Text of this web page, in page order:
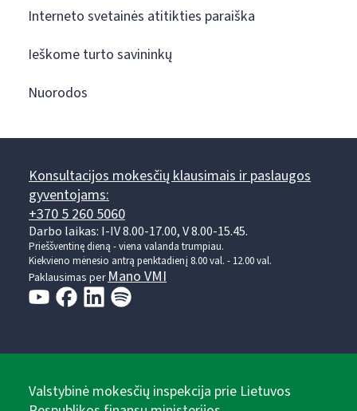
Interneto svetainės atitikties paraiška
Ieškome turto savininkų
Nuorodos
Konsultacijos mokesčių klausimais ir paslaugos
gyventojams:
+370 5 260 5060
Darbo laikas: I-IV 8.00-17.00, V 8.00-15.45.
Prieššventinę dieną - viena valanda trumpiau.
Kiekvieno mėnesio antrą penktadienį 8.00 val. - 12.00 val.
Paklausimas perMano VMI
Valstybinė mokesčių inspekcija prie Lietuvos